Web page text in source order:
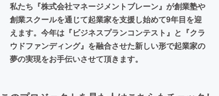
私たち『株式会社マネージメントブレーン』が創業塾や
創業スクールを通じて起業家を支援し始めて9年目を迎
えます。今年は『ビジネスプランコンテスト』と『クラ
ウドファンディング』を融合させた新しい形で起業家の
夢の実現をお手伝いさせて頂きます。